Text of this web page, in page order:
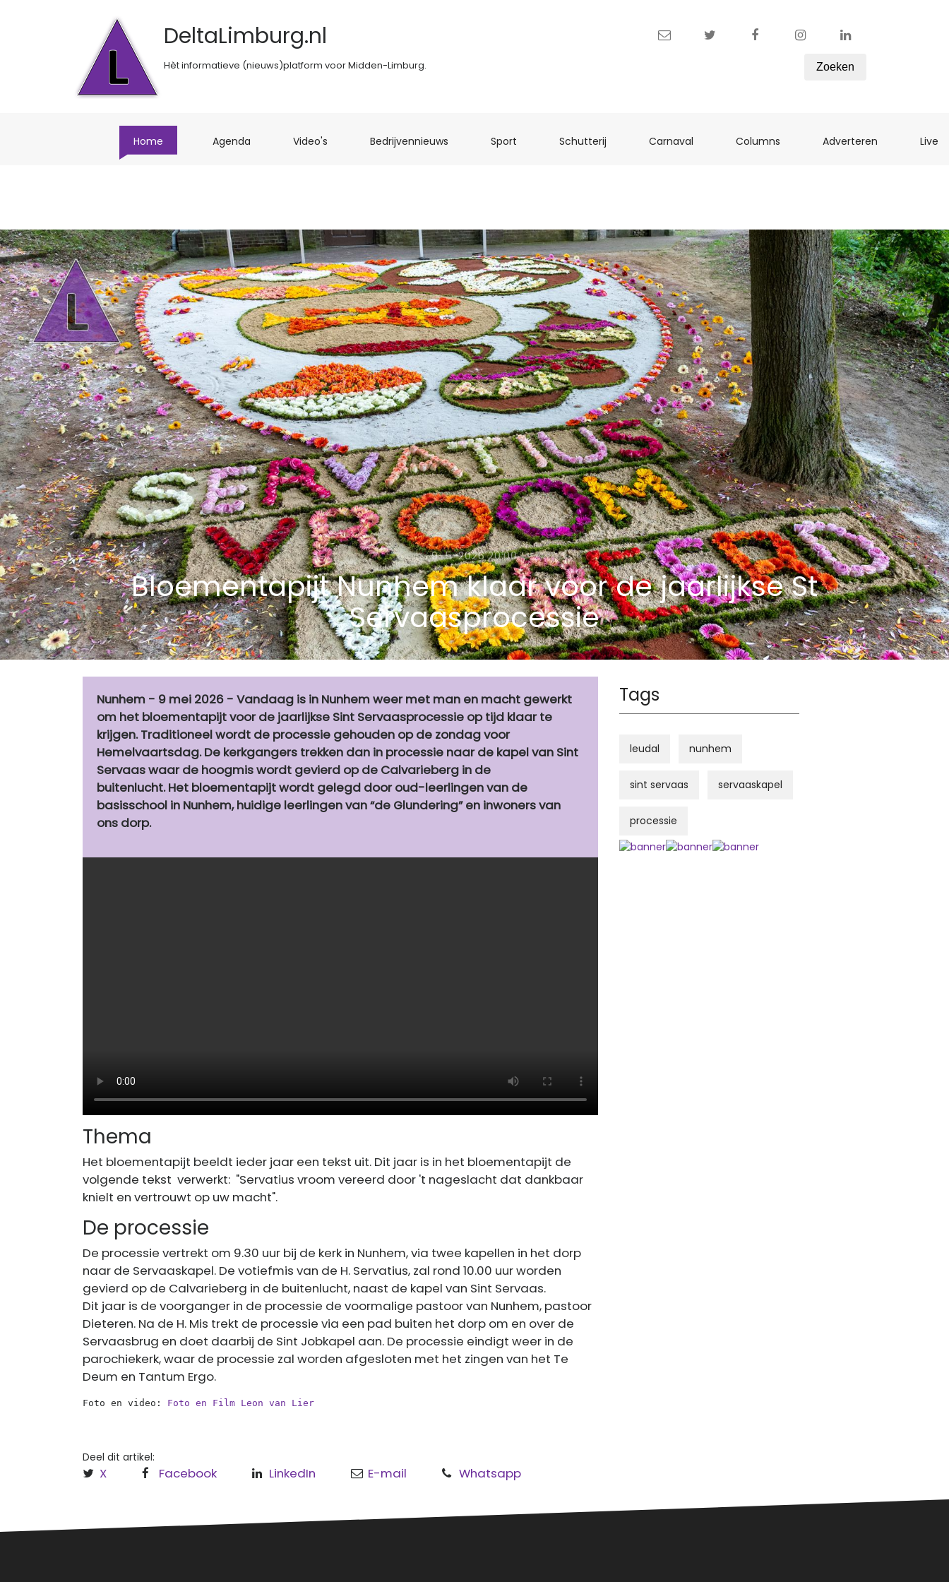
DeltaLimburg.nl
Hèt informatieve (nieuws)platform voor Midden-Limburg. Zoeken
Home Agenda (current)Video's (current)Bedrijvennieuws (current)Sport (current)Schutterij (current)Carnaval (current)Columns (current)Adverteren (current)Live
9-5-2026 20:00
Bloementapijt Nunhem klaar voor de jaarlijkse St
Servaasprocessie
Nunhem - 9 mei 2026 - Vandaag is in Nunhem weer met man en macht gewerkt
om het bloementapijt voor de jaarlijkse Sint Servaasprocessie op tijd klaar te
krijgen. Traditioneel wordt de processie gehouden op de zondag voor
Hemelvaartsdag. De kerkgangers trekken dan in processie naar de kapel van Sint
Servaas waar de hoogmis wordt gevierd op de Calvarieberg in de
buitenlucht. Het bloementapijt wordt gelegd door oud-leerlingen van de
basisschool in Nunhem, huidige leerlingen van “de Glundering” en inwoners van
ons dorp.
Thema
Het bloementapijt beeldt ieder jaar een tekst uit. Dit jaar is in het bloementapijt de
volgende tekst verwerkt: "Servatius vroom vereerd door 't nageslacht dat dankbaar
knielt en vertrouwt op uw macht".
De processie
De processie vertrekt om 9.30 uur bij de kerk in Nunhem, via twee kapellen in het dorp
naar de Servaaskapel. De votiefmis van de H. Servatius, zal rond 10.00 uur worden
gevierd op de Calvarieberg in de buitenlucht, naast de kapel van Sint Servaas.
Dit jaar is de voorganger in de processie de voormalige pastoor van Nunhem, pastoor
Dieteren. Na de H. Mis trekt de processie via een pad buiten het dorp om en over de
Servaasbrug en doet daarbij de Sint Jobkapel aan. De processie eindigt weer in de
parochiekerk, waar de processie zal worden afgesloten met het zingen van het Te
Deum en Tantum Ergo.
Foto en video: Foto en Film Leon van Lier
Deel dit artikel:
X Facebook LinkedIn E-mail Whatsapp
Tags
leudal nunhem
sint servaas servaaskapel
processie